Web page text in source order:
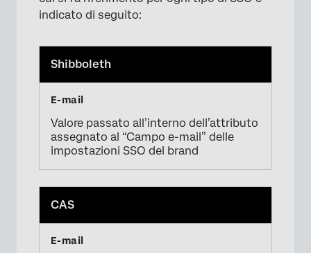
×
indicato di seguito:
Shibboleth
Valore passato all’interno dell’attributo
assegnato al “Campo e-mail” delle
impostazioni SSO del brand
CAS